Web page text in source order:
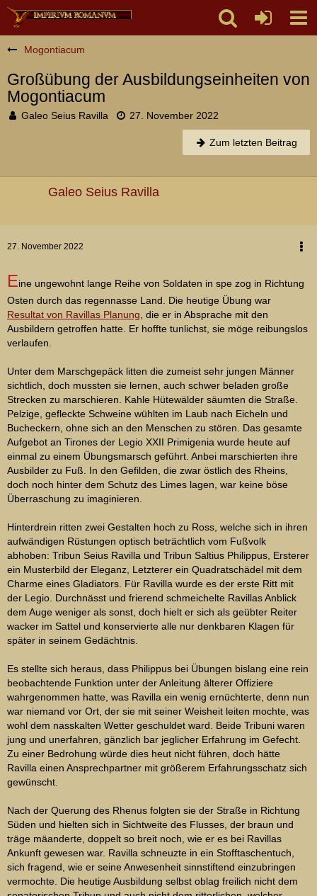
Mogontiacum
Großübung der Ausbildungseinheiten von
Mogontiacum
Galeo Seius Ravilla 27. November 2022
Zum letzten Beitrag
Galeo Seius Ravilla
27. November 2022
Eine ungewohnt lange Reihe von Soldaten in spe zog in Richtung
Osten durch das regennasse Land. Die heutige Übung war
Resultat von Ravillas Planung , die er in Absprache mit den
Ausbildern getroffen hatte. Er hoffte tunlichst, sie möge reibungslos
verlaufen.
Unter dem Marschgepäck litten die zumeist sehr jungen Männer
sichtlich, doch mussten sie lernen, auch schwer beladen große
Strecken zu marschieren. Kahle Hütewälder säumten die Straße.
Pelzige, gefleckte Schweine wühlten im Laub nach Eicheln und
Bucheckern, ohne sich an den Menschen zu stören. Das gesamte
Aufgebot an Tirones der Legio XXII Primigenia wurde heute auf
einmal zu einem Übungsmarsch geführt. Anbei marschierten ihre
Ausbilder zu Fuß. In den Gefilden, die zwar östlich des Rheins,
doch noch hinter dem Schutz des Limes lagen, war keine böse
Überraschung zu imaginieren.
Hinterdrein ritten zwei Gestalten hoch zu Ross, welche sich in ihren
aufwändigen Rüstungen optisch beträchtlich vom Fußvolk
abhoben: Tribun Seius Ravilla und Tribun Saltius Philippus, Ersterer
ein Musterbild der Eleganz, Letzterer ein Quadratschädel mit dem
Charme eines Gladiators. Für Ravilla wurde es der erste Ritt mit
der Legio. Durchnässt und frierend schmeichelte Ravillas Anblick
dem Auge weniger als sonst, doch hielt er sich als geübter Reiter
wacker im Sattel und konservierte alle nur denkbaren Klagen für
später in seinem Gedächtnis.
Es stellte sich heraus, dass Philippus bei Übungen bislang eine rein
beobachtende Funktion unter der Anleitung älterer Offiziere
wahrgenommen hatte, was Ravilla ein wenig ernüchterte, denn nun
war niemand vor Ort, der sie mit seiner Weisheit leiten mochte, was
wohl dem nasskalten Wetter geschuldet ward. Beide Tribuni waren
jung und unerfahren, gänzlich bar jeglicher Erfahrung im Gefecht.
Zu einer Bedrohung würde dies heut nicht führen, doch hätte
Ravilla einen Ansprechpartner mit größerem Erfahrungsschatz sich
gewünscht.
Nach der Querung des Rhenus folgten sie der Straße in Richtung
Süden und hielten sich in Sichtweite des Flusses, der braun und
träge mäanderte, doppelt so breit noch, wie er es bei Ravillas
Ankunft gewesen war. Ravilla schneuzte in ein Stofftaschentuch,
sich fragend, wie er seine Anwesenheit sinnstiftend einzubringen
vermochte. Die heutige Ausbildung selbst oblag freilich nicht dem